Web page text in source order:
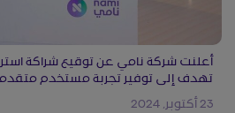
أعلنت شركة نامي عن توقيع شراكة
تهدف إلى توفير تجربة مستخدم متقدمة
23 أكتوبر, 2024